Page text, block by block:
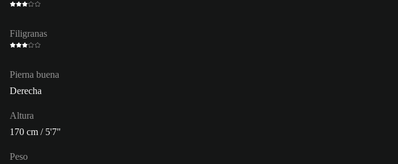
Filigranas
Pierna buena
Derecha
Altura
170 cm / 5'7"
Peso